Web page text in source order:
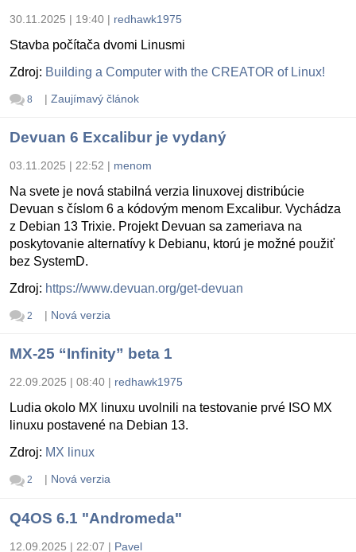
30.11.2025 | 19:40 | redhawk1975
Stavba počítača dvomi Linusmi
Zdroj: Building a Computer with the CREATOR of Linux!
8 | Zaujímavý článok
Devuan 6 Excalibur je vydaný
03.11.2025 | 22:52 | menom
Na svete je nová stabilná verzia linuxovej distribúcie
Devuan s číslom 6 a kódovým menom Excalibur. Vychádza
z Debian 13 Trixie. Projekt Devuan sa zameriava na
poskytovanie alternatívy k Debianu, ktorú je možné použiť
bez SystemD.
Zdroj: https://www.devuan.org/get-devuan
2 | Nová verzia
MX-25 “Infinity” beta 1
22.09.2025 | 08:40 | redhawk1975
Ludia okolo MX linuxu uvolnili na testovanie prvé ISO MX
linuxu postavené na Debian 13.
Zdroj: MX linux
2 | Nová verzia
Q4OS 6.1 "Andromeda"
12.09.2025 | 22:07 | Pavel